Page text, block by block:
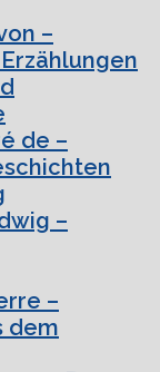
–
de –
–
–
dem